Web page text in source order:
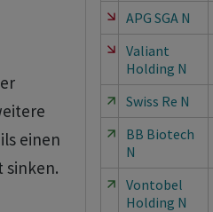
einen
sinken.
APG SGA N
Valiant
Holding N
Swiss Re N
BB Biotech
N
Vontobel
Holding N